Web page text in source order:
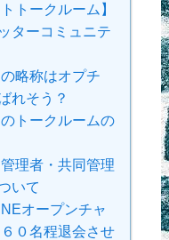
トークルーム】
ターコミュニテ
略称はオプチ
れそう？
トークルームの
理者・共同管理
いて
オープンチャ
０名程退会させ